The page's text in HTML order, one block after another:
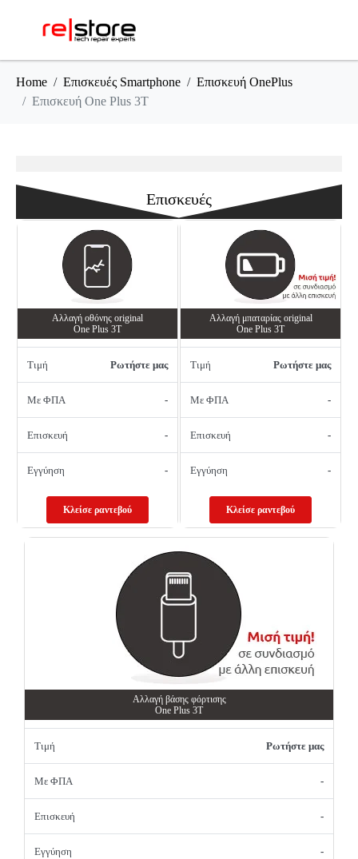
Home Επισκευές Smartphone
Επισκευή OnePlus
Επισκευή One Plus 3T
Επισκευές
Αλλαγή oθόνης οriginal
One Plus 3T
Τιμή Ρωτήστε μας
Με ΦΠΑ -
Επισκευή -
Εγγύηση -
Κλείσε ραντεβού
Αλλαγή μπαταρίας original
One Plus 3T
Τιμή Ρωτήστε μας
Με ΦΠΑ -
Επισκευή -
Εγγύηση -
Κλείσε ραντεβού
Αλλαγή βάσης φόρτισης
One Plus 3T
Τιμή Ρωτήστε μας
Με ΦΠΑ -
Επισκευή -
Εγγύηση -